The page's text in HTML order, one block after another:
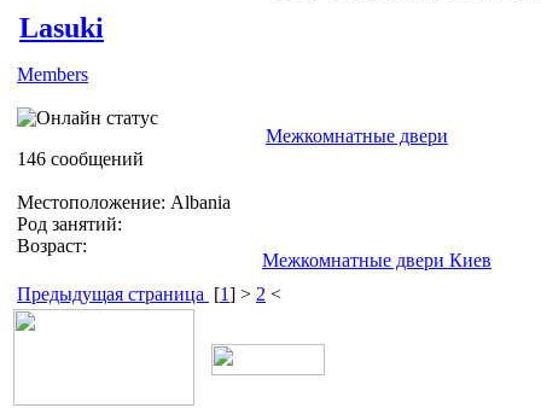
Lasuki
Members
146 сообщений
Местоположение: Albania
Род занятий:
Возраст:
Межкомнатные двери
Межкомнатные двери Киев
Предыдущая страница [1] > 2 <